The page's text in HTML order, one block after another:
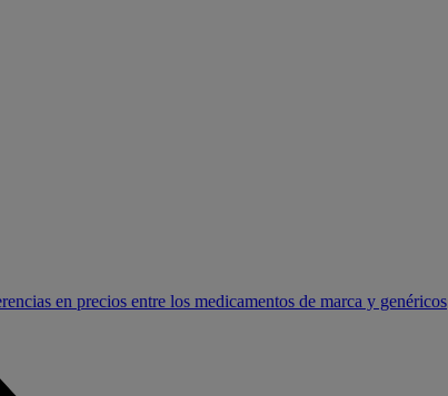
en precios entre los medicamentos de marca y genéricos